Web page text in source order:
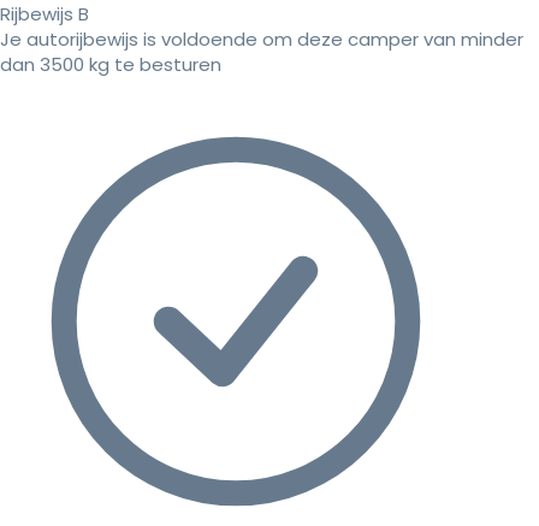
Rijbewijs B
Je autorijbewijs is voldoende om deze camper van minder
dan 3500 kg te besturen